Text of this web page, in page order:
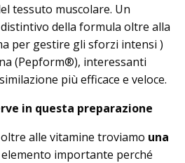
tessuto muscolare. Un
della formula oltre alla
per gestire gli sforzi intensi )
(Pepform®), interessanti
più efficace e veloce.
in questa preparazione
alle vitamine troviamo una
elemento importante perché